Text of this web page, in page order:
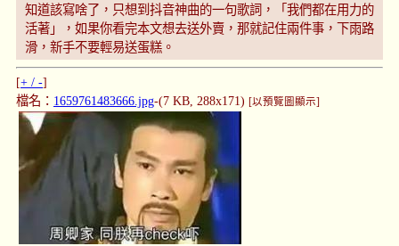
知道該寫啥了，只想到抖音神曲的一句歌詞，「我們都在用力的
活著」，如果你看完本文想去送外賣，那就記住兩件事，下雨路
滑，新手不要輕易送蛋糕。
[+ / -]
檔名： 1659761483666.jpg-(7 KB, 288x171) [以預覽圖顯示]